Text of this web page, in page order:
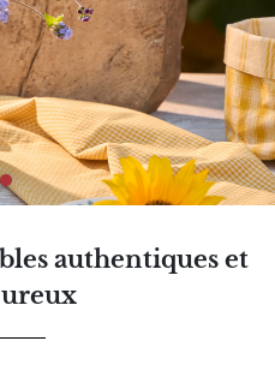
authentiques et